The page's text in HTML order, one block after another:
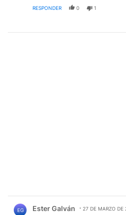
RESPONDER 0 1
EG Ester Galván 27 DE MARZO DE